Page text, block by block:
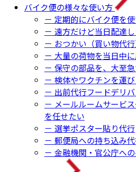
バイク便の様々な使い方
－ 定期的にバイク便を
－ 遠方だけど当日配達
－ おつかい（買い物代
－ 大量の荷物を当日中
－ 保守の部品を、大至
－ 検体やワクチンを運
－ 出前代行フードデリ
－ メールルームサービ
を任せたい
－ 選挙ポスター貼り代行
－ 郵便局への持ち込み
－ 金融機関・官公庁へ